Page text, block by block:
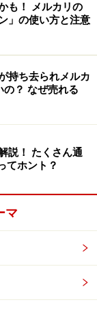
のです。
てしまい、出
しまいます。
しょう。それ
然需要は少なく
期に出品してし
の勝負になり
いいのですが、
ってしまいま
も！ メルカリの
」の使い方と注意
持ち去られメルカ
？ なぜ売れる
説！ たくさん通
てホント？
マ